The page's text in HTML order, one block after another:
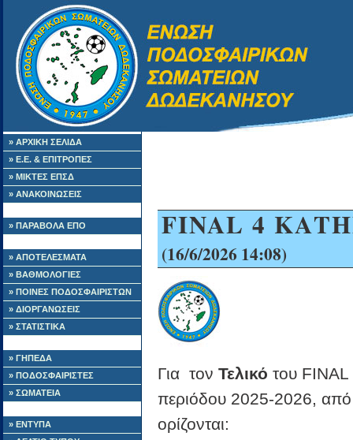
» ΑΡΧΙΚΗ ΣΕΛΙΔΑ
» Ε.Ε. & ΕΠΙΤΡΟΠΕΣ
» ΜΙΚΤΕΣ ΕΠΣΔ
» ΑΝΑΚΟΙΝΩΣΕΙΣ
» ΠΑΡΑΒΟΛΑ ΕΠΟ
» ΑΠΟΤΕΛΕΣΜΑΤΑ
» ΒΑΘΜΟΛΟΓΙΕΣ
» ΠΟΙΝΕΣ ΠΟΔΟΣΦΑΙΡΙΣΤΩΝ
» ΔΙΟΡΓΑΝΩΣΕΙΣ
» ΣΤΑΤΙΣΤΙΚΑ
» ΓΗΠΕΔΑ
» ΠΟΔΟΣΦΑΙΡΙΣΤΕΣ
» ΣΩΜΑΤΕΙΑ
» ΕΝΤΥΠΑ
FINAL 4
(16/6/2026 14:08)
Για τον Τελικό του
περιόδου 2025-2026,
ορίζονται: